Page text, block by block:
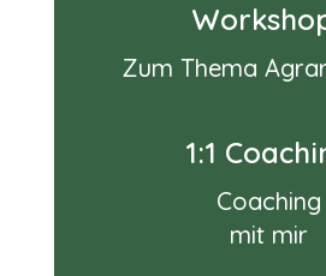
Zum Thema
1:1
Coaching
mit mir